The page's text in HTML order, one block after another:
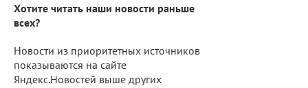
Хотите читать наши новости раньше
всех?
Новости из приоритетных источников
показываются на сайте
Яндекс.Новостей выше других